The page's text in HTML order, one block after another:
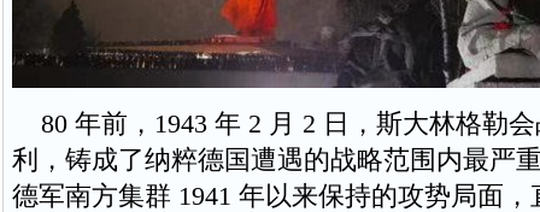
80 年前，1943 年 2 月 2 日，斯大林格勒
利，铸成了纳粹德国遭遇的战略范围内最严
德军南方集群 1941 年以来保持的攻势局面